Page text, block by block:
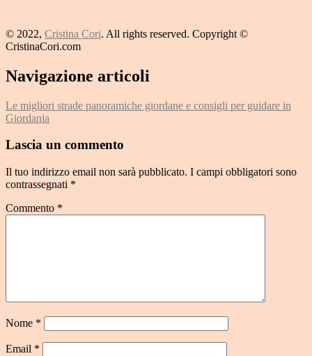
© 2022, Cristina Cori. All rights reserved. Copyright ©
CristinaCori.com
Navigazione articoli
Le migliori strade panoramiche giordane e consigli per guidare in
Giordania
Lascia un commento
Il tuo indirizzo email non sarà pubblicato. I campi obbligatori sono
contrassegnati *
Commento *
Nome *
Email *